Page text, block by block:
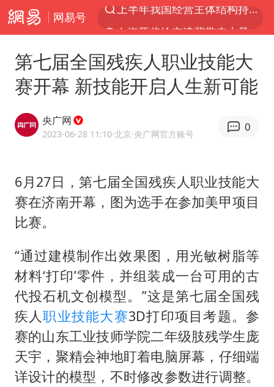
网易号
白海豚将给京津冀带来大暴雨
国足U17与阿森纳决赛取消 并列冠军
女子发现前夫婚内与第三者育子
2025年小学教师减少13.19万
以军士兵把枪口对准中国记者
上门女婿出轨女邻居多年被判重婚罪
《龙餐馆》 冲奖
笔试第一被劝弃考涉事副校长被撤职
构建更高水平的全民健身公共服务体系
挡“张雪机车”民进党当局怕什么
灌溉水坝被隔成鱼塘 村民投诉20余年
萌娃帮爷爷脱玉米 卖力干活超可爱
第七届全国残疾人职业技能大
赛开幕 新技能开启人生新可能
央广网
2023-06-28 11:10·北京·央广网官方账号
0
6月27日，第七届全国残疾人职业技能大
赛在济南开幕，图为选手在参加美甲项目
比赛。
“通过建模制作出效果图，用光敏树脂等
材料‘打印’零件，并组装成一台可用的古
代投石机文创模型。”这是第七届全国残
疾人职业技能大赛3D打印项目考题。参
赛的山东工业技师学院二年级肢残学生庞
天宇，聚精会神地盯着电脑屏幕，仔细端
详设计的模型，不时修改参数进行调整。